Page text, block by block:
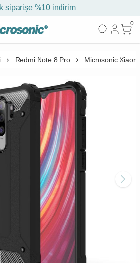
siparişe %10 indirim
0
Redmi Note 8 Pro Microsonic